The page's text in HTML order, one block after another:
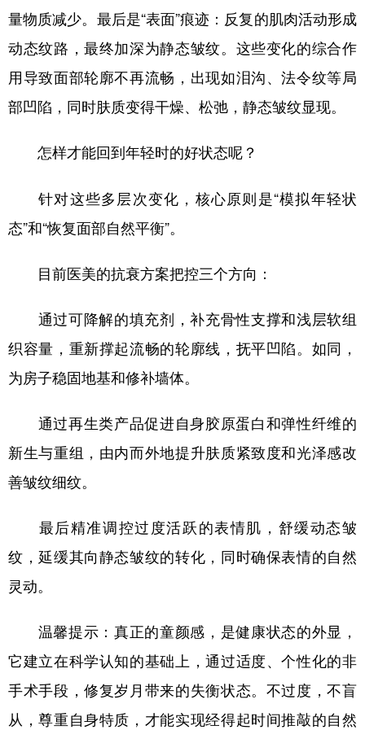
量物质减少。最后是“表面”痕迹：反复的肌肉活动形成
动态纹路，最终加深为静态皱纹。这些变化的综合作
用导致面部轮廓不再流畅，出现如泪沟、法令纹等局
部凹陷，同时肤质变得干燥、松弛，静态皱纹显现。
怎样才能回到年轻时的好状态呢？
针对这些多层次变化，核心原则是“模拟年轻状
态”和“恢复面部自然平衡”。
目前医美的抗衰方案把控三个方向：
通过可降解的填充剂，补充骨性支撑和浅层软组
织容量，重新撑起流畅的轮廓线，抚平凹陷。如同，
为房子稳固地基和修补墙体。
通过再生类产品促进自身胶原蛋白和弹性纤维的
新生与重组，由内而外地提升肤质紧致度和光泽感改
善皱纹细纹。
最后精准调控过度活跃的表情肌，舒缓动态皱
纹，延缓其向静态皱纹的转化，同时确保表情的自然
灵动。
温馨提示：真正的童颜感，是健康状态的外显，
它建立在科学认知的基础上，通过适度、个性化的非
手术手段，修复岁月带来的失衡状态。不过度，不盲
从，尊重自身特质，才能实现经得起时间推敲的自然